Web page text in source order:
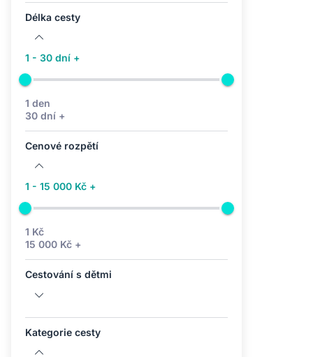
Délka cesty
1 - 30 dní +
1 den
30 dní +
Cenové rozpětí
1 - 15 000 Kč +
1 Kč
15 000 Kč +
Cestování s dětmi
Kategorie cesty